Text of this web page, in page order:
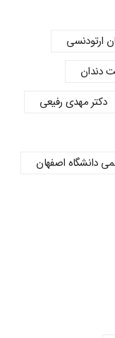
ارتودنسی
دندان
دکتر مهدی رفیعی
دانشگاه اصفهان